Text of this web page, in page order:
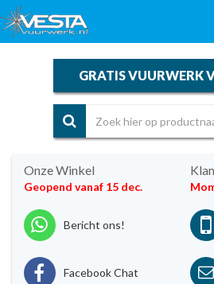
GRATIS VUURWERK
Onze Winkel
Geopend vanaf 15 dec.
Bericht ons!
Facebook Chat